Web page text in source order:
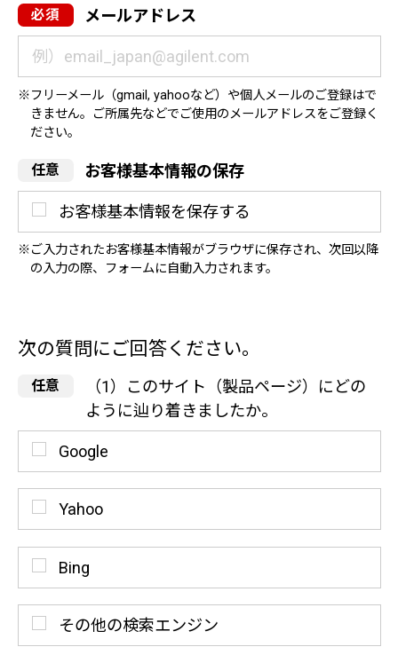
メールアドレス
フリーメール（gmail, yahooなど）や個人メールのご登録はで
きません。ご所属先などでご使用のメールアドレスをご登録く
ださい。
お客様基本情報の保存
お客様基本情報を保存する
ご入力されたお客様基本情報がブラウザに保存され、次回以降
の入力の際、フォームに自動入力されます。
次の質問にご回答ください。
（1）このサイト（製品ページ）にどの
ように辿り着きましたか。
Google
Yahoo
Bing
その他の検索エンジン